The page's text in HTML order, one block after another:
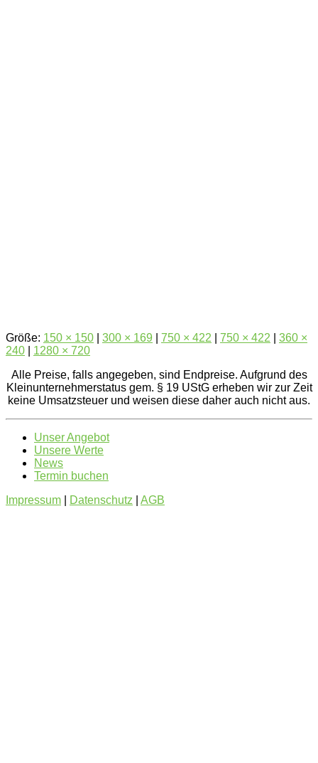
Größe: 150 × 150 300 × 169 750 × 422 750 × 422
360 ×
240
1280 × 720
Alle Preise, falls angegeben, sind Endpreise. Aufgrund des
Kleinunternehmerstatus gem. § 19 UStG erheben wir zur Zeit
keine Umsatzsteuer und weisen diese daher auch nicht aus.
Unser Angebot
Unsere Werte
News
Termin buchen
Impressum
Datenschutz AGB